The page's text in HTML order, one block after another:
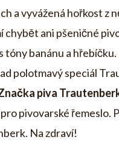
a vyvážená hořkost z
chybět ani pšeničné
banánu a
polotmavý speciál
piva
pro pivovarské
Na zdraví!